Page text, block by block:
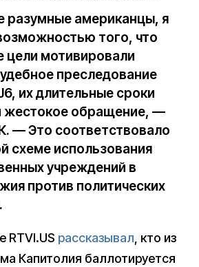
разумные американцы, я
того, что
цели мотивировали
преследование
их длительные сроки
жестокое обращение, —
— Это соответствовало
схеме использования
учреждений в
против политических
RTVI.US рассказывал, кто из
Капитолия баллотируется